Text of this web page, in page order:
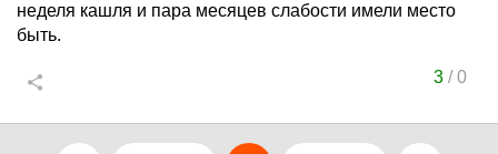
неделя кашля и пара месяцев слабости имели место
быть.
3/0